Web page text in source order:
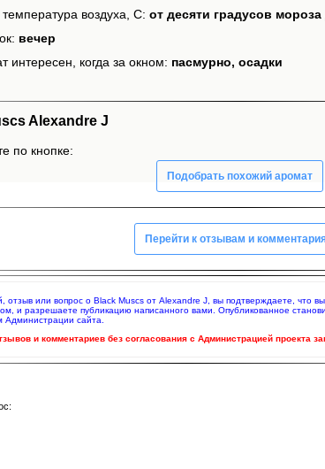
воздуха, С: от десяти градусов
вечер
интересен, когда за окном: пасмурно, осадки
Alexandre J
по кнопке:
Подобрать похожий аромат
Перейти к отзывам и
отзыв или вопрос о Black Muscs от Alexandre J, вы подтверждаете, что
и разрешаете публикацию написанного вами. Опубликованное
Администрации сайта.
и комментариев без согласования с Администрацией проекта